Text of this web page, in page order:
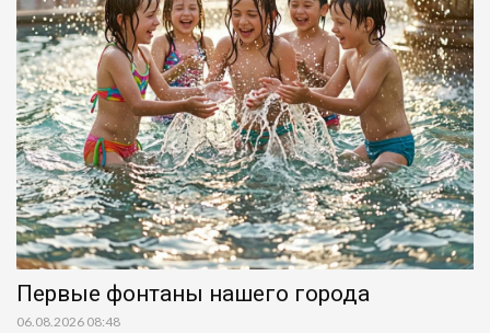
Первые фонтаны нашего города
06.08.2026 08:48